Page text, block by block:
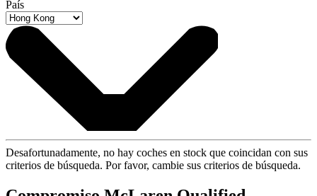
País
Desafortunadamente, no hay coches en stock que coincidan con sus
criterios de búsqueda. Por favor, cambie sus criterios de búsqueda.